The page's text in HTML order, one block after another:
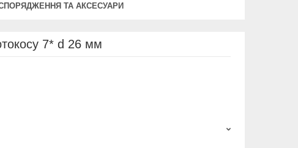
ТА АКСЕСУАРИ
7* d 26 мм